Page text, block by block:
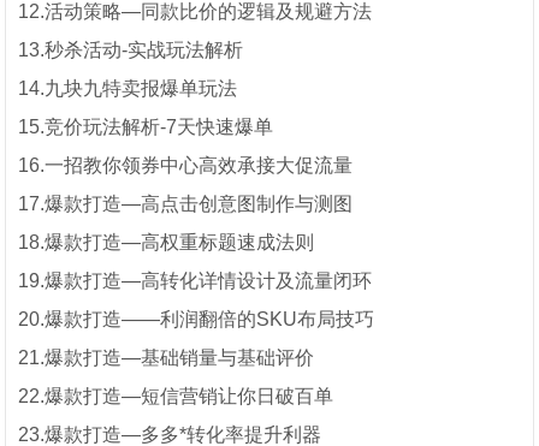
12.活动策略—同款比价的逻辑及规避方法
13.秒杀活动-实战玩法解析
14.九块九特卖报爆单玩法
15.竞价玩法解析-7天快速爆单
16.一招教你领券中心高效承接大促流量
17.爆款打造—高点击创意图制作与测图
18.爆款打造—高权重标题速成法则
19.爆款打造—高转化详情设计及流量闭环
20.爆款打造——利润翻倍的SKU布局技巧
21.爆款打造—基础销量与基础评价
22.爆款打造—短信营销让你日破百单
23.爆款打造—多多*转化率提升利器